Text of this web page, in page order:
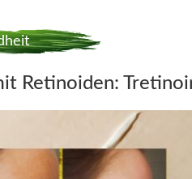
Retinoiden: